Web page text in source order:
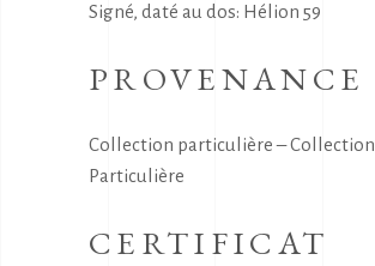
Signé, daté au dos: Hélion 59
PROVENANCE
Collection particulière – Collection
Particulière
CERTIFICAT